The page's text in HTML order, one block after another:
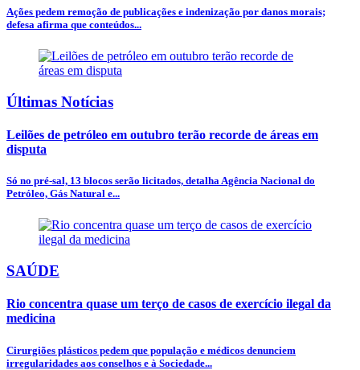
Ações pedem remoção de publicações e indenização por danos morais;
defesa afirma que conteúdos...
Últimas Notícias
Leilões de petróleo em outubro terão recorde de áreas em
disputa
Só no pré-sal, 13 blocos serão licitados, detalha Agência Nacional do
Petróleo, Gás Natural e...
SAÚDE
Rio concentra quase um terço de casos de exercício ilegal da
medicina
Cirurgiões plásticos pedem que população e médicos denunciem
irregularidades aos conselhos e à Sociedade...